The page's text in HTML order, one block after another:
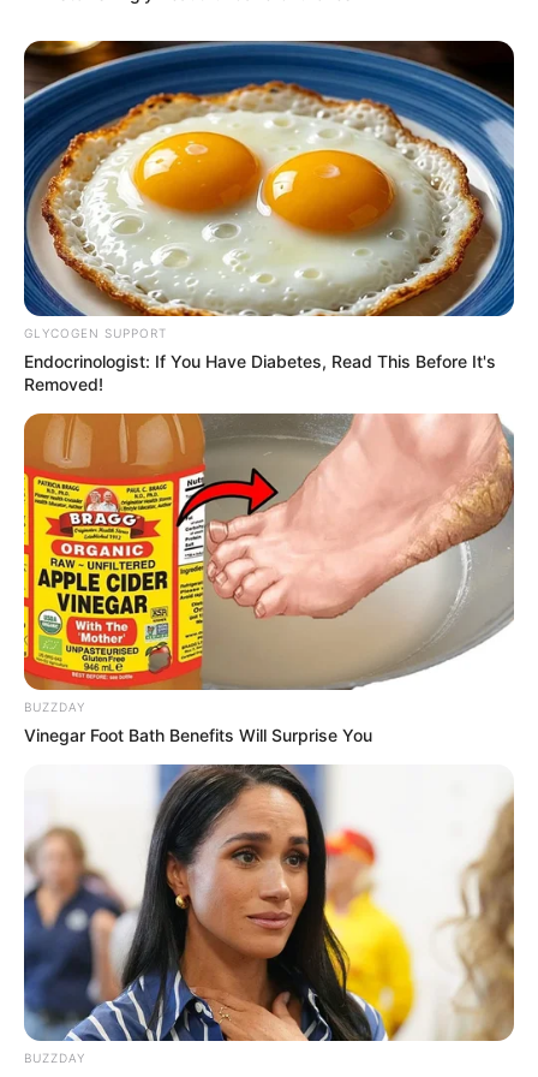
Serem! 9 Chat Ojek Online &
Pelanggan Ini Bikin Auto
Merinding
Bikin Ngakak, 10 Potret
Cosplay Murah Pakai Bahan
Seadanya
Anti Mainstream, 10 Cara
GLYCOGEN SUPPORT
Endocrinologist: If You Have Diabetes, Read This Before It's
Removed!
BUZZDAY
Vinegar Foot Bath Benefits Will Surprise You
BUZZDAY